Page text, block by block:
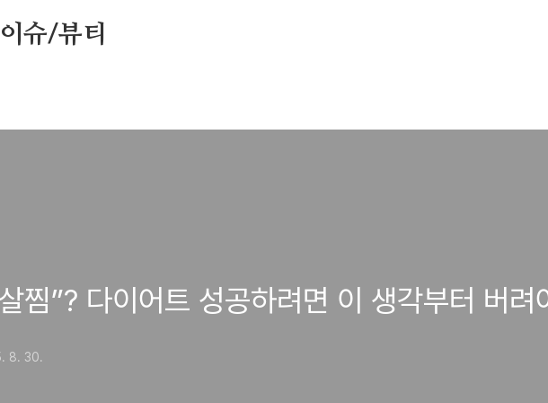
슈/뷰티
찜”? 다이어트 성공하려면 이 생각부터 버려
8. 30.